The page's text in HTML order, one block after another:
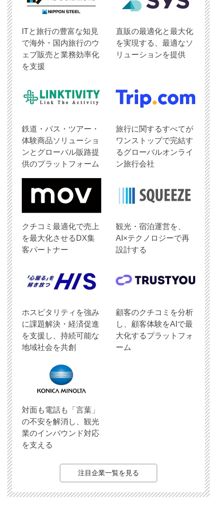
ITと旅行の豊富な知見
で海外・国内旅行のウ
ェブ販売と業務効率化
を支援
直販の最適化と最大化
を実現する、最適なソ
リューションを提供
鉄道・バス・ツアー・
体験商品ソリューショ
ンとグローバル販路提
供のプラットフォーム
旅行に関するすべてが
ワンストップで完結す
るグローバルオンライ
ン旅行会社
クチコミ最適化で売上
を最大化させるDX集
客パートナー
観光・宿泊運営を、
AI×テクノロジーで再
設計する
ホスピタリティを強み
に課題解決・経済促進
を支援し、持続可能な
地域社会を共創
顧客のクチコミを分析
し、顧客体験をAIで最
大化するプラットフォ
ーム
対面も電話も「言葉」
の不安を解消し、観光
業のインバウンド対応
を支える
注目企業一覧を見る